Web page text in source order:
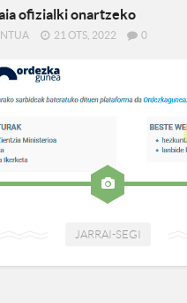
ofizialki onartzeko
21 OTS, 2022 0
JARRAI-SEGI